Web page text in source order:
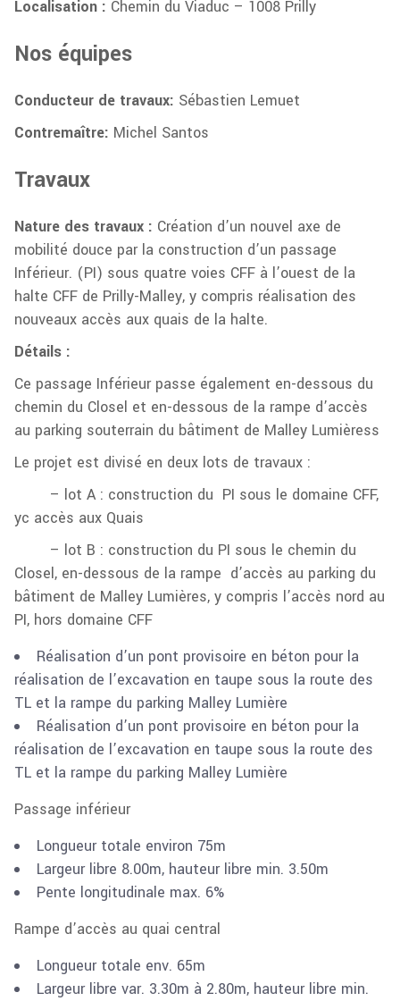
Localisation : Chemin du Viaduc – 1008 Prilly
Nos équipes
Conducteur de travaux: Sébastien Lemuet
Contremaître: Michel Santos
Travaux
Nature des travaux : Création d’un nouvel axe de
mobilité douce par la construction d’un passage
Inférieur. (PI) sous quatre voies CFF à l’ouest de la
halte CFF de Prilly-Malley, y compris réalisation des
nouveaux accès aux quais de la halte.
Détails :
Ce passage Inférieur passe également en-dessous du
chemin du Closel et en-dessous de la rampe d’accès
au parking souterrain du bâtiment de Malley Lumièress
Le projet est divisé en deux lots de travaux :
– lot A : construction du PI sous le domaine CFF,
yc accès aux Quais
– lot B : construction du PI sous le chemin du
Closel, en-dessous de la rampe d’accès au parking du
bâtiment de Malley Lumières, y compris l’accès nord au
PI, hors domaine CFF
Réalisation d’un pont provisoire en béton pour la
réalisation de l’excavation en taupe sous la route des
TL et la rampe du parking Malley Lumière
Réalisation d’un pont provisoire en béton pour la
réalisation de l’excavation en taupe sous la route des
TL et la rampe du parking Malley Lumière
Passage inférieur
Longueur totale environ 75m
Largeur libre 8.00m, hauteur libre min. 3.50m
Pente longitudinale max. 6%
Rampe d’accès au quai central
Longueur totale env. 65m
Largeur libre var. 3.30m à 2.80m, hauteur libre min.